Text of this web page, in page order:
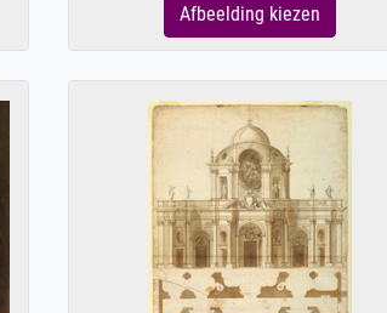
Afbeelding kiezen